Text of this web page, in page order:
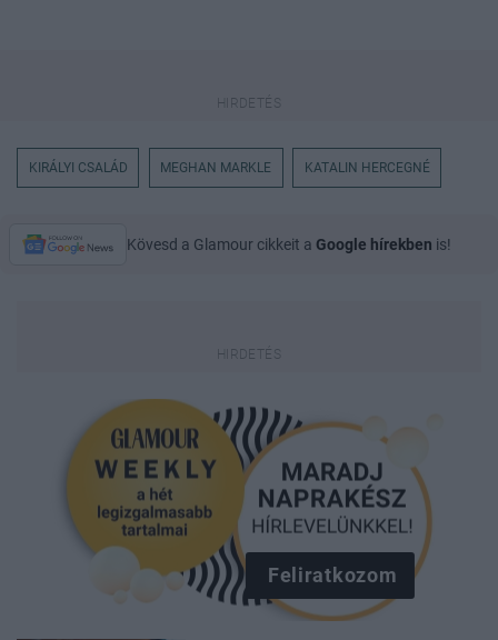
KIRÁLYI CSALÁD MEGHAN MARKLE KATALIN HERCEGNÉ
Kövesd a Glamour cikkeit a Google hírekben is!
Feliratkozom